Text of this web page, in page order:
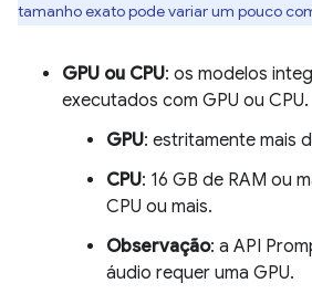
tamanho exato pode variar um pouco
GPU ou CPU: os modelos
executados com GPU ou CPU.
GPU: estritamente mais
CPU: 16 GB de RAM ou
CPU ou mais.
Observação: a API
áudio requer uma GPU.